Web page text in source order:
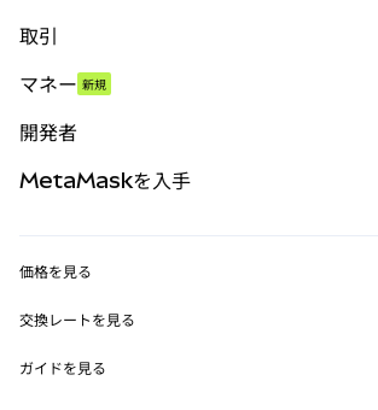
取引
パーペチュアル
RWA
マネー 新規
開発者
MetaMask Connect
Snaps
MetaMaskを入手
セキュリティ
価格を見る
イーサリアムの価格
Solanaの価格
交換レートを見る
ETH→USD
ガイドを見る